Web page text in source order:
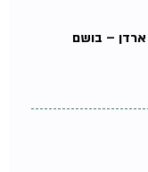
ארדן – בושם